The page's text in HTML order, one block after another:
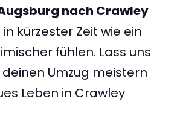
nach Crawley
kürzester Zeit wie ein
fühlen. Lass uns
Umzug meistern
Leben in Crawley